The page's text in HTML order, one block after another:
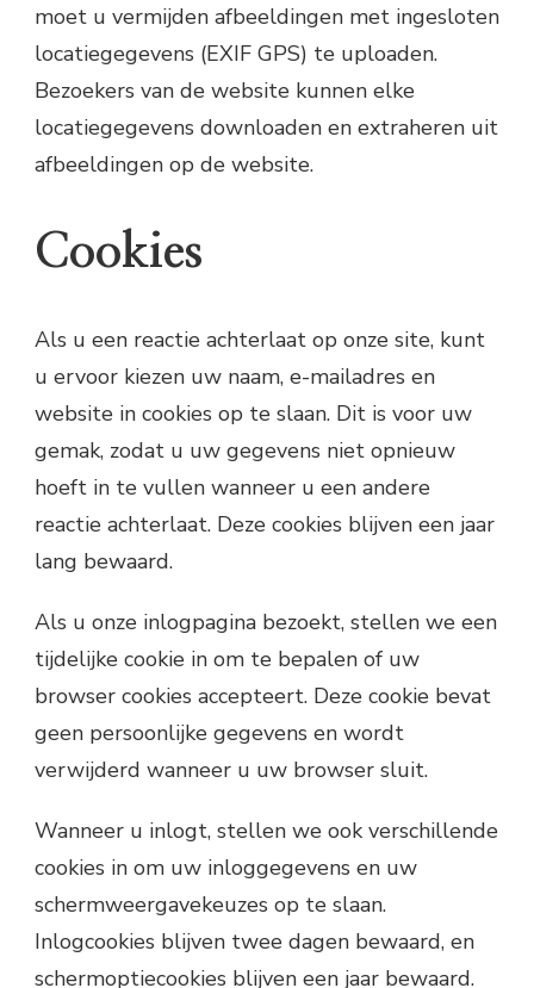
moet u vermijden afbeeldingen met ingesloten
locatiegegevens (EXIF GPS) te uploaden.
Bezoekers van de website kunnen elke
locatiegegevens downloaden en extraheren uit
afbeeldingen op de website.
Cookies
Als u een reactie achterlaat op onze site, kunt
u ervoor kiezen uw naam, e-mailadres en
website in cookies op te slaan. Dit is voor uw
gemak, zodat u uw gegevens niet opnieuw
hoeft in te vullen wanneer u een andere
reactie achterlaat. Deze cookies blijven een jaar
lang bewaard.
Als u onze inlogpagina bezoekt, stellen we een
tijdelijke cookie in om te bepalen of uw
browser cookies accepteert. Deze cookie bevat
geen persoonlijke gegevens en wordt
verwijderd wanneer u uw browser sluit.
Wanneer u inlogt, stellen we ook verschillende
cookies in om uw inloggegevens en uw
schermweergavekeuzes op te slaan.
Inlogcookies blijven twee dagen bewaard, en
schermoptiecookies blijven een jaar bewaard.